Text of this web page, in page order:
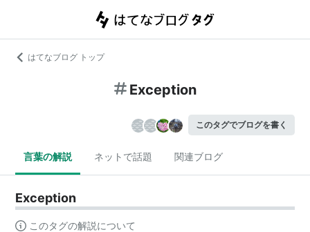
はてなブログ トップ
Exception
このタグでブログを書く
言葉の解説 ネットで話題 関連ブログ
Exception
このタグの解説について